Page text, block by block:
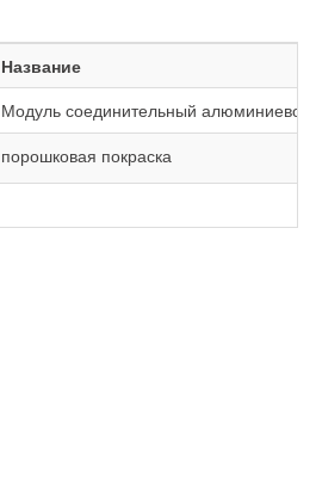
Название
Модуль соединительный
порошковая покраска